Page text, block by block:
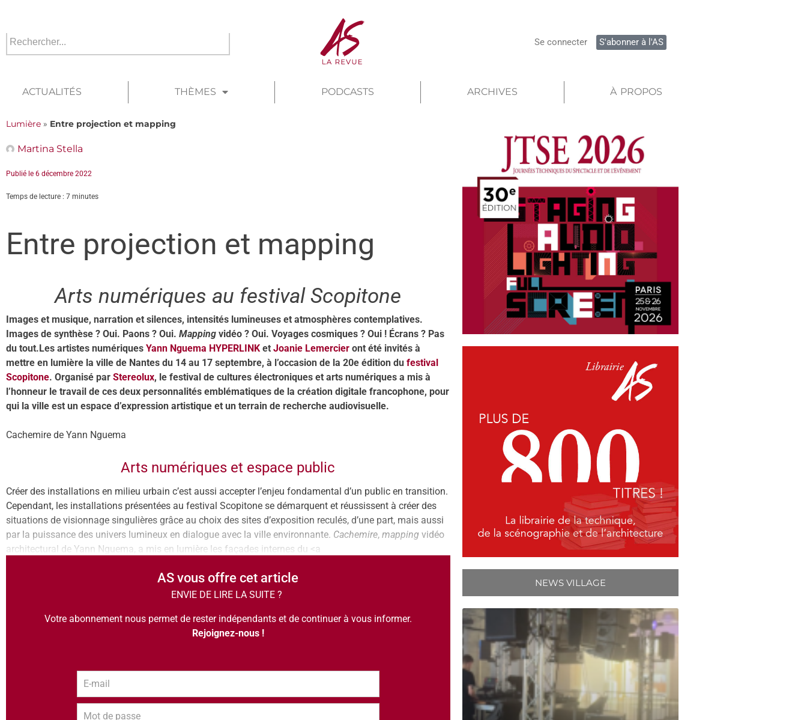
Se connecter S'abonner à l'AS
ACTUALITÉS THÈMES PODCASTS ARCHIVES À PROPOS
Lumière » Entre projection et mapping
Martina Stella
Publié le 6 décembre 2022
Temps de lecture : 7 minutes
Entre projection et mapping
Arts numériques au festival Scopitone
Images et musique, narration et silences, intensités lumineuses et atmosphères contemplatives.
Images de synthèse ? Oui. Paons ? Oui. Mapping vidéo ? Oui. Voyages cosmiques ? Oui ! Écrans ? Pas
du tout.Les artistes numériques Yann Nguema HYPERLINK et Joanie Lemercier ont été invités à
mettre en lumière la ville de Nantes du 14 au 17 septembre, à l’occasion de la 20e édition du festival
Scopitone. Organisé par Stereolux, le festival de cultures électroniques et arts numériques a mis à
l’honneur le travail de ces deux personnalités emblématiques de la création digitale francophone, pour
qui la ville est un espace d’expression artistique et un terrain de recherche audiovisuelle.
Cachemire de Yann Nguema
Arts numériques et espace public
Créer des installations en milieu urbain c’est aussi accepter l’enjeu fondamental d’un public en transition.
Cependant, les installations présentées au festival Scopitone se démarquent et réussissent à créer des
situations de visionnage singulières grâce au choix des sites d’exposition reculés, d’une part, mais aussi
par la puissance des univers lumineux en dialogue avec la ville environnante. Cachemire, mapping vidéo
architectural de Yann Nguema, a mis en lumière les façades internes du <a
AS vous offre cet article
ENVIE DE LIRE LA SUITE ?
Votre abonnement nous permet de rester indépendants et de continuer à vous informer.
Rejoignez-nous !
NEWS VILLAGE